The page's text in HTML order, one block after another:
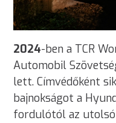
2024-ben a TCR
Automobil
lett. Címvédőként
bajnokságot a
fordulótól az